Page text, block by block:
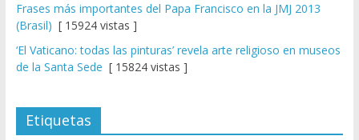
Frases más importantes del Papa Francisco en la JMJ 2013
(Brasil) [ 15924 vistas ]
‘El Vaticano: todas las pinturas’ revela arte religioso en museos
de la Santa Sede [ 15824 vistas ]
Etiquetas